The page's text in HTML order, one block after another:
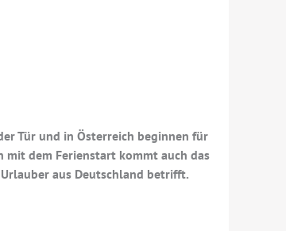
Tür und in Österreich beginnen für
mit dem Ferienstart kommt auch das
aus Deutschland betrifft.